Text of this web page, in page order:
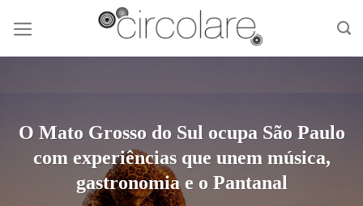
content
O Mato Grosso do Sul ocupa São Paulo
com experiências que unem música,
gastronomia e o Pantanal